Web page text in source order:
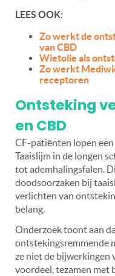
LEES OOK:
Zo werkt de
van CBD
Wietolie als
Zo werkt
receptoren
Ontsteking
en CBD
CF-patiënten lopen
Taaislijm in de longen
tot ademhalingsfalen.
doodsoorzaken bij
verlichten van
belang.
Onderzoek toont aan
ontstekingsremmende
ze niet de bijwerkingen
voordeel, tezamen met